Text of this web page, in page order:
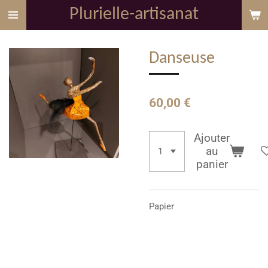
Passer
au
Plurielle-artisanat
Danseuse
60,00 €
Ajouter
au
panier
Papier